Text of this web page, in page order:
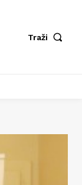
Traži